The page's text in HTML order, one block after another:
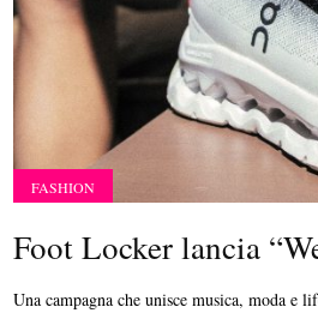
FASHION
Foot Locker lancia
Una campagna che unisce musica, moda e